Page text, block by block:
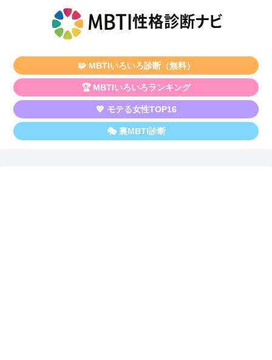
🧩 MBTIいろいろ診断（無料）
🏆 MBTIいろいろランキング
💖 モテる女性TOP16
🎭 裏MBTI診断